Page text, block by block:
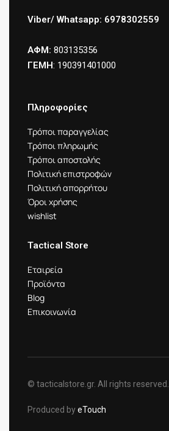
Viber/ Whatsapp: 6978302559
ΑΦΜ: 803135356
ΓΕΜΗ: 190391401000
Πληροφορίες
Τρόποι παραγγελίας
Τρόποι πληρωμής
Τρόποι αποστολής
Πολιτική επιστροφών
Πολιτική απορρήτου
Όροι χρήσης
wishlist
Tactical Store
Εταιρεία
Προϊόντα
Blog
Επικοινωνία
© tacticalstore.gr. All rights reserved.
Produced byeTouch